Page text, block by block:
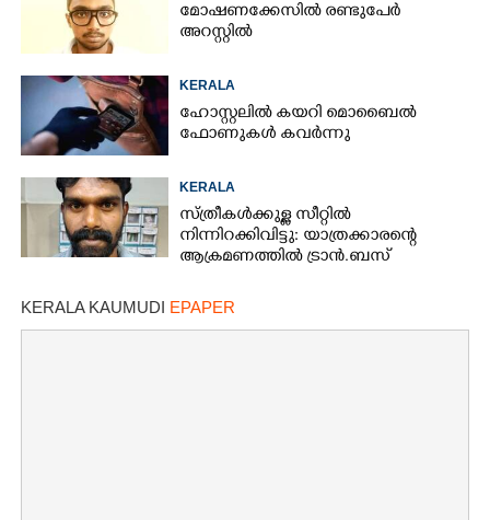
മോഷണക്കേസിൽ രണ്ടുപേർ
അറസ്റ്റിൽ
KERALA
ഹോസ്റ്റലിൽ കയറി മൊബൈൽ
ഫോണുകൾ കവർന്നു
KERALA
സ്ത്രീകൾക്കുള്ള സീറ്റിൽ
നിന്നിറക്കിവിട്ടു: യാത്രക്കാരന്റെ
ആക്രമണത്തിൽ ട്രാൻ.ബസ്
KERALA KAUMUDI EPAPER